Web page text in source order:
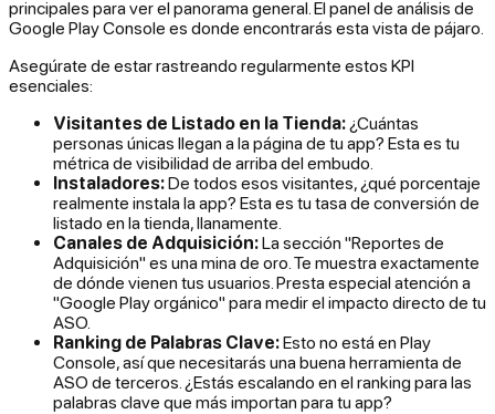
principales para ver el panorama general. El panel de análisis de
Google Play Console es donde encontrarás esta vista de pájaro.
Asegúrate de estar rastreando regularmente estos KPI
esenciales:
Visitantes de Listado en la Tienda: ¿Cuántas
personas únicas llegan a la página de tu app? Esta es tu
métrica de visibilidad de arriba del embudo.
Instaladores:De todos esos visitantes, ¿qué porcentaje
realmente instala la app? Esta es tu tasa de conversión de
listado en la tienda, llanamente.
Canales de Adquisición:La sección "Reportes de
Adquisición" es una mina de oro. Te muestra exactamente
de dónde vienen tus usuarios. Presta especial atención a
"Google Play orgánico" para medir el impacto directo de tu
ASO.
Ranking de Palabras Clave:Esto no está en Play
Console, así que necesitarás una buena herramienta de
ASO de terceros. ¿Estás escalando en el ranking para las
palabras clave que más importan para tu app?